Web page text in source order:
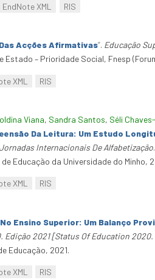
EndNote XML RIS
Acções Afirmativas”. Educação
Estado – Prioridade Social, Fnesp
XML RIS
Viana, Sandra Santos, Séli
Da Leitura: Um Estudo
Internacionais De Alfabetização
Educação da Universidade do Minho,
XML RIS
Ensino Superior: Um Balanço
Edição 2021 [Status Of Education
Educação, 2021.
XML RIS